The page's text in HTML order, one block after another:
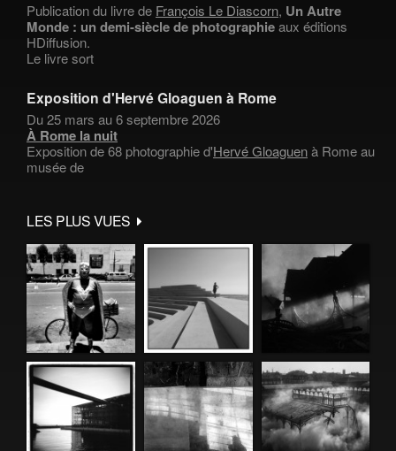
Publication du livre de François Le Diascorn, Un Autre
Monde : un demi-siècle de photographieaux éditions
HDiffusion.
Le livre sort
Exposition d'Hervé Gloaguen à Rome
Du 25 mars au 6 septembre 2026
À Rome la nuit
Exposition de 68 photographie d'Hervé Gloaguenà Rome au
musée de
LES PLUS VUES